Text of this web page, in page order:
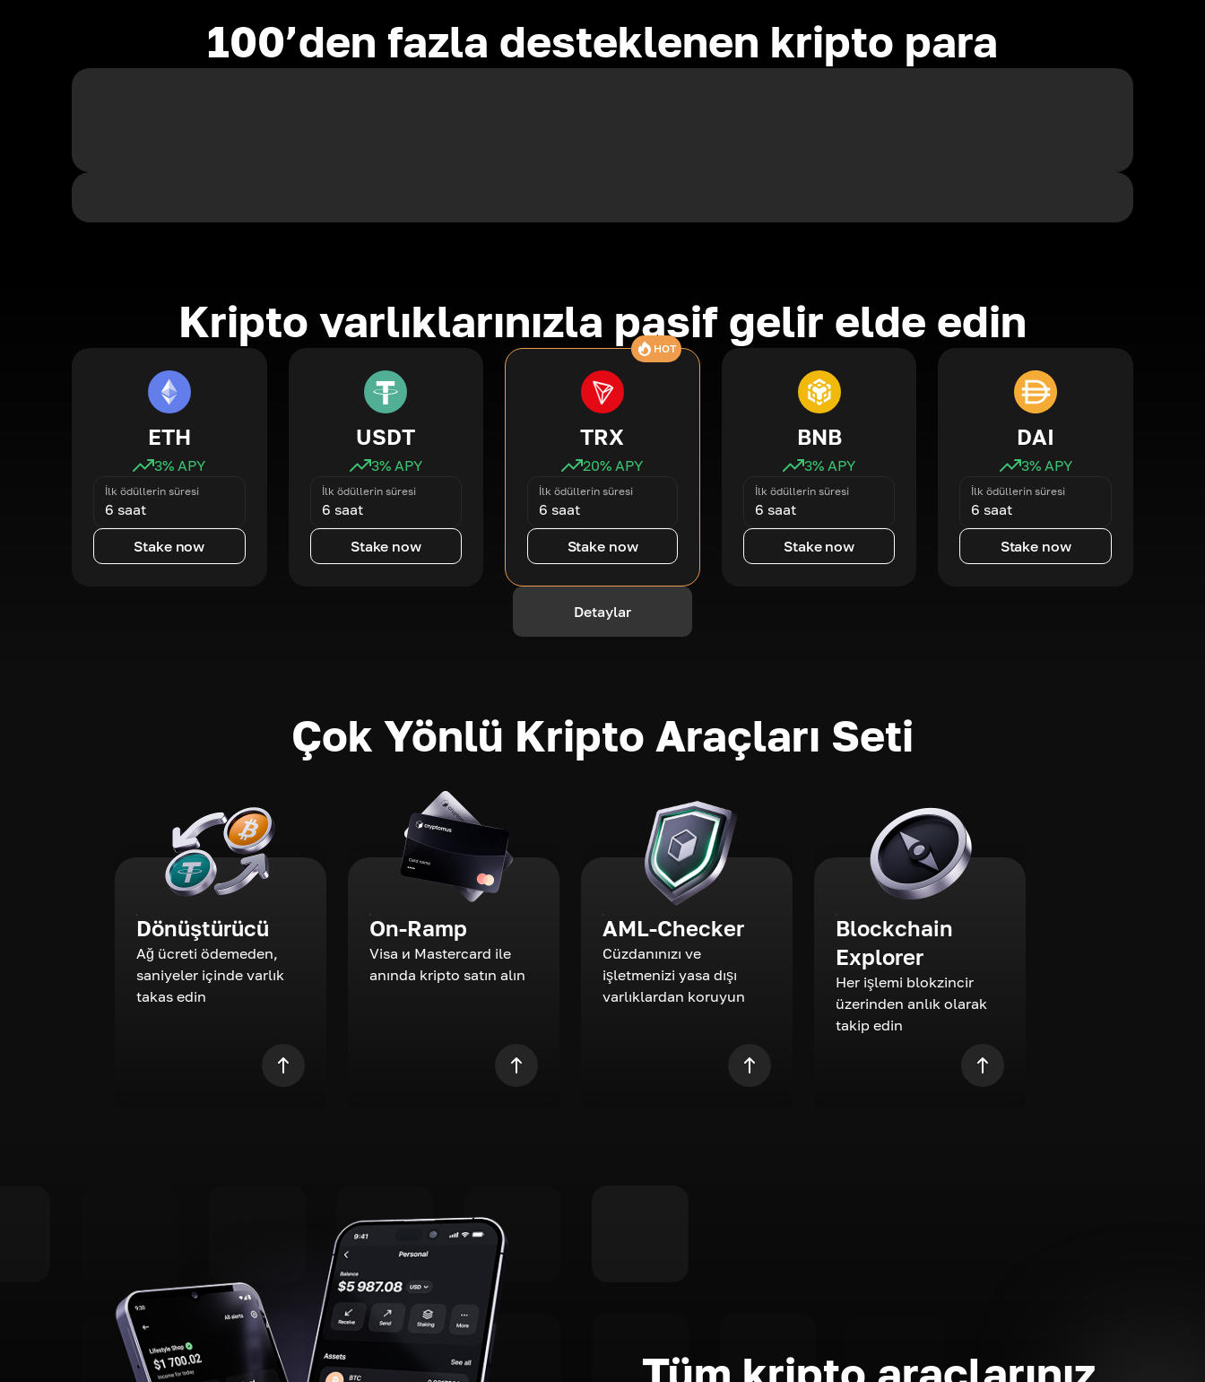
100’den fazla desteklenen kripto para
Kripto varlıklarınızla pasif gelir elde edin
ETH
3% APY
İlk ödüllerin süresi
6 saat
Stake now
USDT
3% APY
İlk ödüllerin süresi
6 saat
Stake now
HOT
TRX
20% APY
İlk ödüllerin süresi
6 saat
Stake now
BNB
3% APY
İlk ödüllerin süresi
6 saat
Stake now
DAI
3% APY
İlk ödüllerin süresi
6 saat
Stake now
Detaylar
Çok Yönlü Kripto Araçları Seti
Dönüştürücü
Ağ ücreti ödemeden,
saniyeler içinde varlık
takas edin
On-Ramp
Visa и Mastercard ile
anında kripto satın alın
AML-Checker
Cüzdanınızı ve
işletmenizi yasa dışı
varlıklardan koruyun
Blockchain
Explorer
Her işlemi blokzincir
üzerinden anlık olarak
takip edin